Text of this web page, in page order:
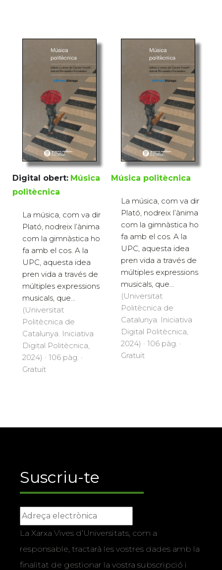
Digital obert: Música
politècnica
La música, com va dir
Plató, nodreix l’ànima
com la gimnàstica ho
fa amb el cos. A la
UPC, aquesta idea
pren vida a través de
múltiples expressions
musicals, que...
(Universitat
Politècnica de
Catalunya. Iniciativa
Digital Politècnica,
2024) · 106 pàg. ·
Gratuït
Música politècnica
La música, com va dir
Plató, nodreix l’ànima
com la gimnàstica ho
fa amb el cos. A la
UPC, aquesta idea
pren vida a través de
múltiples expressions
musicals, que...
(Universitat
Politècnica de
Catalunya. Iniciativa
Digital Politècnica,
2024) · 106 pàg. ·
Gratuït
Suscriu-te
La Xarxa Vives d’Universitats, com a
responsable, tractarà les vostres dades amb la
finalitat de gestionar la vostra subscripció i